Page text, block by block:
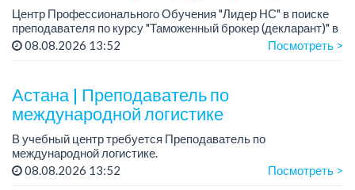
​​​​​​Центр Профессионального Обучения "Лидер НС" в поиске
преподавателя по курсу "Таможенный брокер (декларант)" в
офлайн формате на базе учебного центра и онлайн формате
08.08.2026 13:52 Посмотреть >
Астана | Преподаватель по
международной логистике
В учебный центр требуется Преподаватель по
международной логистике.
Требования: знание детальной информации по обработке
грузов на морских портах, такие как погрузка/разгрузка,
08.08.2026 13:52 Посмотреть >